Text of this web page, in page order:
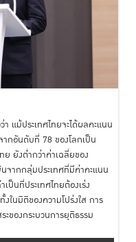
า แม้ประเทศไทยจะได้ผลคะแนน
กอันดับที่ 78 ของโลกเป็น
ยังต่ำกว่าค่าเฉลี่ยของ
จากกลุ่มประเทศที่มีค่าคะแนน
ป็นที่ประเทศไทยต้องเร่ง
ในมิติของความโปร่งใส การ
ะของกระบวนการยุติธรรม